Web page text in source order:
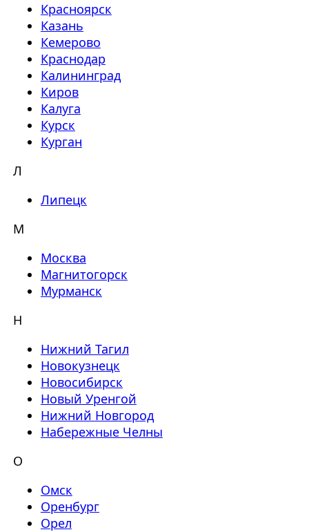
Красноярск
Казань
Кемерово
Краснодар
Калининград
Киров
Калуга
Курск
Курган
Л
Липецк
М
Москва
Магнитогорск
Мурманск
Н
Нижний Тагил
Новокузнецк
Новосибирск
Новый Уренгой
Нижний Новгород
Набережные Челны
О
Омск
Оренбург
Орел